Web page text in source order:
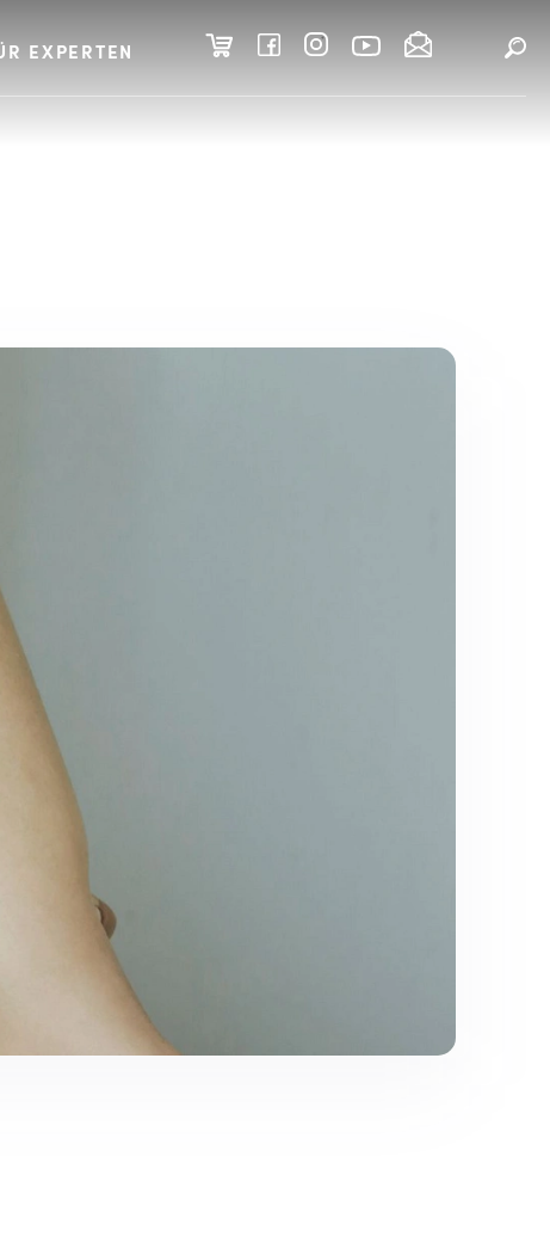
EXPERTEN
in der